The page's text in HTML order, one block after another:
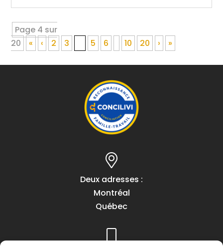
Page 4 sur
20
« ‹ 2 3 5 6 10 20 › »
Deux adresses :
Montréal
Québec